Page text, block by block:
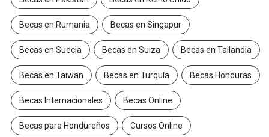
Becas en Rumania Becas en Singapur
Becas en Suecia Becas en Suiza Becas en Tailandia
Becas en Taiwan Becas en Turquía Becas Honduras
Becas Internacionales Becas Online
Becas para Hondureños Cursos Online